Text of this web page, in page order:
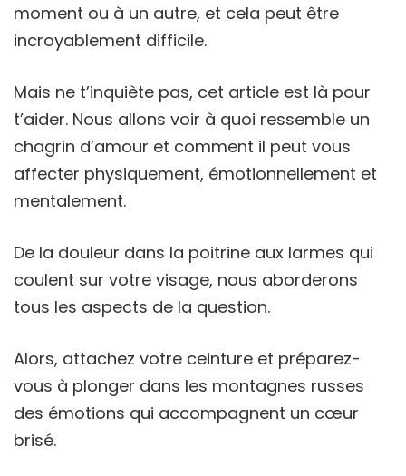
moment ou à un autre, et cela peut être
incroyablement difficile.
Mais ne t’inquiète pas, cet article est là pour
t’aider. Nous allons voir à quoi ressemble un
chagrin d’amour et comment il peut vous
affecter physiquement, émotionnellement et
mentalement.
De la douleur dans la poitrine aux larmes qui
coulent sur votre visage, nous aborderons
tous les aspects de la question.
Alors, attachez votre ceinture et préparez-
vous à plonger dans les montagnes russes
des émotions qui accompagnent un cœur
brisé.